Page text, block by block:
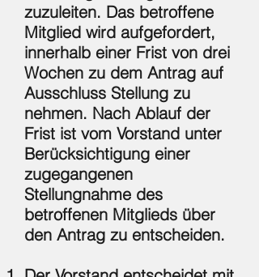
zuzuleiten. Das betroffene
Mitglied wird aufgefordert,
innerhalb einer Frist von drei
Wochen zu dem Antrag auf
Ausschluss Stellung zu
nehmen. Nach Ablauf der
Frist ist vom Vorstand unter
Berücksichtigung einer
zugegangenen
Stellungnahme des
betroffenen Mitglieds über
den Antrag zu entscheiden.